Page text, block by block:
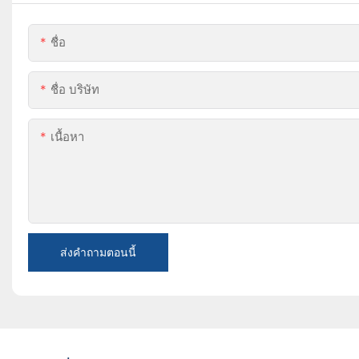
ชื่อ
ชื่อ บริษัท
เนื้อหา
ส่งคำถามตอนนี้